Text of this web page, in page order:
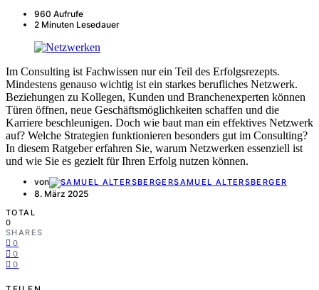
960 Aufrufe
2 Minuten Lesedauer
Im Consulting ist Fachwissen nur ein Teil des Erfolgsrezepts.
Mindestens genauso wichtig ist ein starkes berufliches Netzwerk.
Beziehungen zu Kollegen, Kunden und Branchenexperten können
Türen öffnen, neue Geschäftsmöglichkeiten schaffen und die
Karriere beschleunigen. Doch wie baut man ein effektives Netzwerk
auf? Welche Strategien funktionieren besonders gut im Consulting?
In diesem Ratgeber erfahren Sie, warum Netzwerken essenziell ist
und wie Sie es gezielt für Ihren Erfolg nutzen können.
von SAMUEL ALTERSBERGER
8. März 2025
TOTAL
0
SHARES
0
0
0